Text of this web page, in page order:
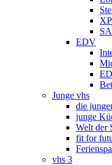
EDV
Junge vhs
die
junge
Welt der
fit for
vhs 3